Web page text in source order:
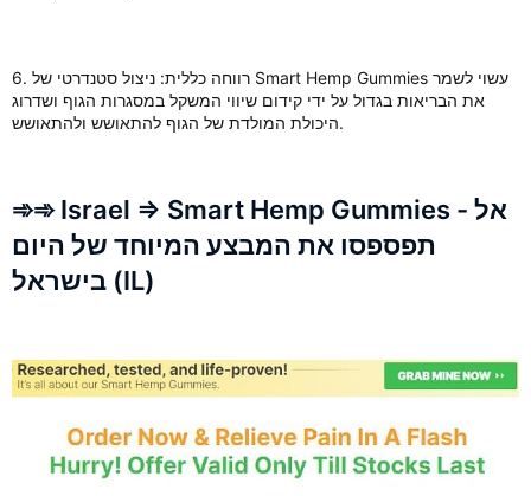
6. רווחה כללית: ניצול סטנדרטי של Smart Hemp Gummies עשוי לשמר
את הבריאות בגדול על ידי קידום שיווי המשקל במסגרות הגוף ושדרוג
היכולת המולדת של הגוף להתאושש ולהתאושש.
➾➾ Israel => Smart Hemp Gummies - אל
תפספסו את המבצע המיוחד של היום
בישראל (IL)